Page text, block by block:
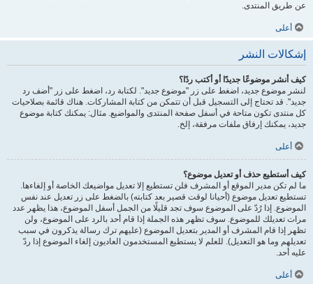
عن طريق المنتدى.
أعلى
إشكالات النشر
كيف أنشر موضوعًا جديدًا أو أكتب ردًا؟
لنشر موضوع جديد، اضغط على زر "موضوع جديد". لكتابة رد، اضغط على زر "أضف رد
جديد". قد تحتاج إلى التسجيل قبل أن تتمكن من كتابة المشاركات. هناك قائمة بصلاحيات
كل منتدى تكون متاحة في أسفل صفحة المنتدى والمواضيع. مثال: يمكنك كتابة موضوع
جديد، يمكنك إرفاق ملفات مرفقة، إلخ.
أعلى
كيف أستطيع حذف أو تعديل موضوع؟
ما لم تكن مدير الموقع أو المشرف فلن تستطيع إلا تعديل مواضيعك الخاصة أو إلغاءها.
تستطيع تعديل موضوع (أحيانا لوقت قصير بعد كتابته) بالضغط على زر تعديل عند نفس
الموضوع. إذا رُدّ على الموضوع سوف تجد قليلًا من الجمل أسفل الموضوع، هذا يظهر عدد
مرات تعديلك للموضوع. سوف تظهر هذه الجملة إذا قام أحد بالرد على الموضوع، ولن
تظهر إذا قام المشرف أو المدير بتعديل الموضوع (عليهم ترك رسالة يذكرون في سبب
تعديلهم وما هو التعديل). للعلم لا يستطيع المستخدمون العاديون إلغاء الموضوع إذا ردّ
عليه أحد.
أعلى